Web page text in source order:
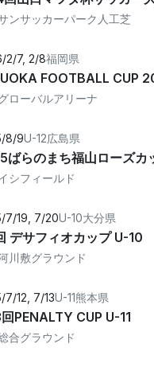
ンサッカーパーク人工芝
2/7, 2/8福岡県
FOOTBALL CUP
ローバルアリーナ
8/9U-12広島県
ばらのまち福山ローズカ
シフィールド
7/19, 7/20U-10大分県
デサフィオカップ U-10
川敷グラウンド
7/12, 7/13U-11熊本県
PENALTY CUP U-11
合グラウンド